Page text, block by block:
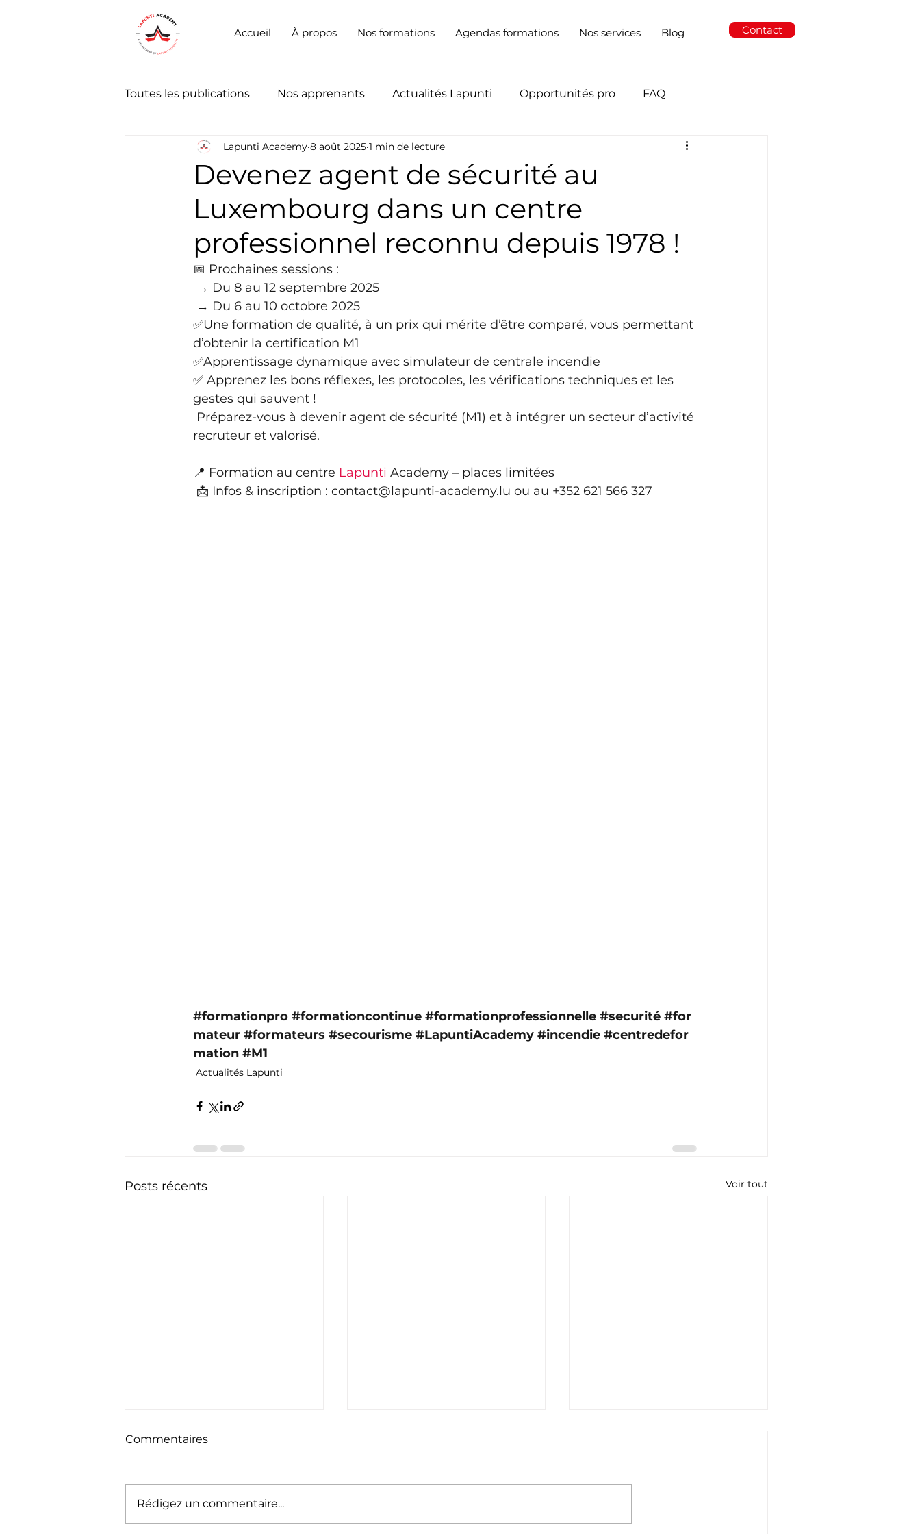
Accueil À propos Nos formations Agendas formations Nos services Blog Contact
Toutes les publications Nos apprenants Actualités Lapunti Opportunités pro FAQ
Devenez agent de sécurité au
Luxembourg dans un centre
professionnel reconnu depuis 1978 !
Lapunti Academy 8 août 2025 1 min de lecture
📅 Prochaines sessions :
→ Du 8 au 12 septembre 2025
→ Du 6 au 10 octobre 2025
✅Une formation de qualité, à un prix qui mérite d’être comparé, vous permettant
d’obtenir la certification M1
✅Apprentissage dynamique avec simulateur de centrale incendie
✅ Apprenez les bons réflexes, les protocoles, les vérifications techniques et les
gestes qui sauvent !
Préparez-vous à devenir agent de sécurité (M1) et à intégrer un secteur d’activité
recruteur et valorisé.
📍 Formation au centre Lapunti Academy – places limitées
📩 Infos & inscription : contact@lapunti-academy.lu ou au +352 621 566 327
#formationpro #formationcontinue #formationprofessionnelle #securité #for
mateur #formateurs #secourisme #LapuntiAcademy #incendie #centredefor
mation #M1
Actualités Lapunti
Posts récents Voir tout
Commentaires
Rédigez un commentaire...